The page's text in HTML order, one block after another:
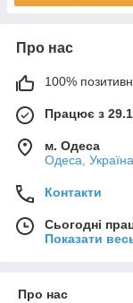
Про нас
100%
Працює з
м. Одеса
Одеса, Україна
Контакти
Сьогодні
Показати
Про нас